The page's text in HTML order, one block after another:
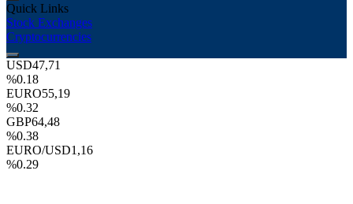
Quick Links
Stock Exchanges
Cryptocurrencies
USD47,71
%0.18
EURO55,19
%0.32
GBP64,48
%0.38
EURO/USD1,16
%0.29